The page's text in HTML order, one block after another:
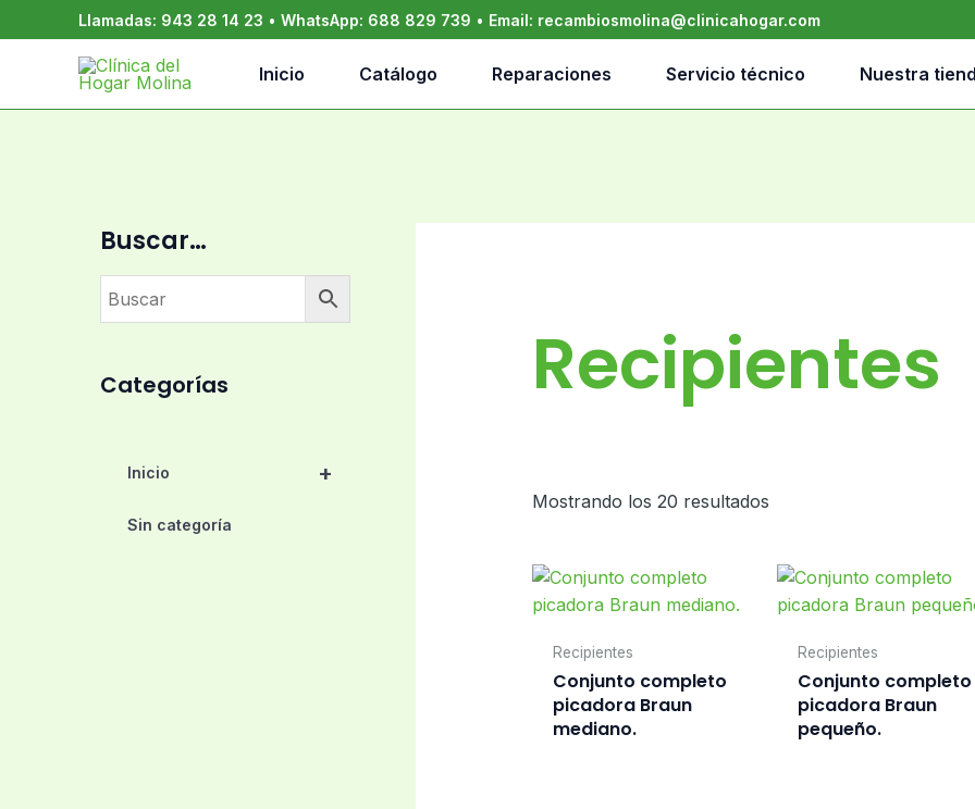
al
contenido
Llamadas: 943 28 14 23 • WhatsApp: 688 829 739 • Email: recambiosmolina@clinicahogar.com
Inicio Catálogo Reparaciones Servicio técnico Nuestra
Buscar…
Categorías
+
Inicio
Sin categoría
Recipientes
Mostrando los 20 resultados
Recipientes
Conjunto completo
picadora Braun
mediano.
Recipientes
Conjunto completo
picadora Braun
pequeño.